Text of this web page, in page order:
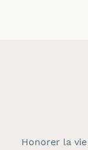
Honorer la